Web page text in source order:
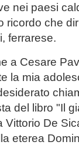
nei paesi
ricordo che
ferrarese.
a Cesare
la mia
del libro "Il
Vittorio De
eterea